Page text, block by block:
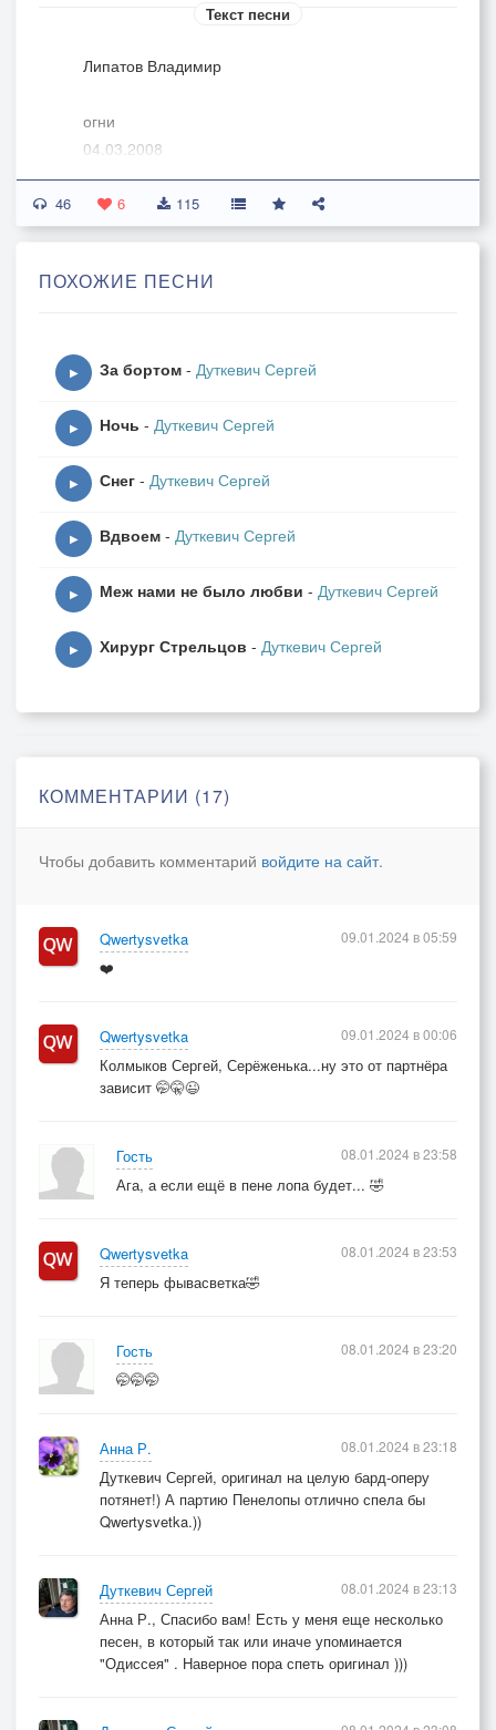
Текст песни
Липатов Владимир
огни
04.03.2008
Плывут сквозь занавесь воды
огни проспекта.
Оттенков боли у беды -
И мне для выхлопа тоски -
над Ленинградом.
Ни песня не поможет, ни
реклам неоновых огни,
отбросят в памятные дни
и мне в попутчики одни
где задают минорный тон
в лихом берете,
цветной распахиваешь зонт
у перекрестка.
Но, знать, настолько одичал
наш мегаполис,
что ветер прочь тебя умчал,
Теперь, тебя не удержав,
без дел слоняясь,
во всех возможных падежах
Да только толку ни на грош.
Ни словом больше.
По влажным улицам шуршат
И сердце замедляет шаг:
меня любили.
46 6 115
ПОХОЖИЕ ПЕСНИ
▶ За бортом - Дуткевич Сергей
▶ Ночь - Дуткевич Сергей
▶ Снег - Дуткевич Сергей
▶ Вдвоем - Дуткевич Сергей
▶ Меж нами не было любви - Дуткевич Сергей
▶ Хирург Стрельцов - Дуткевич Сергей
КОММЕНТАРИИ (17)
Чтобы добавить комментарий войдите на сайт.
Qwertysvetka
❤️
09.01.2024 в 05:59
Qwertysvetka
Колмыков Сергей, Серёженька...ну это от партнёра
зависит 🤭🤫😉
09.01.2024 в 00:06
Гость
Ага, а если ещё в пене лопа будет... 🤣
08.01.2024 в 23:58
Qwertysvetka
Я теперь фывасветка🤣
08.01.2024 в 23:53
Гость
🤭🤭🤭
08.01.2024 в 23:20
Анна Р.
Дуткевич Сергей, оригинал на целую бард-оперу
потянет!) А партию Пенелопы отлично спела бы
Qwertysvetka.))
08.01.2024 в 23:18
Дуткевич Сергей
Анна Р., Спасибо вам! Есть у меня еще несколько
песен, в который так или иначе упоминается
"Одиссея" . Наверное пора спеть оригинал )))
08.01.2024 в 23:13